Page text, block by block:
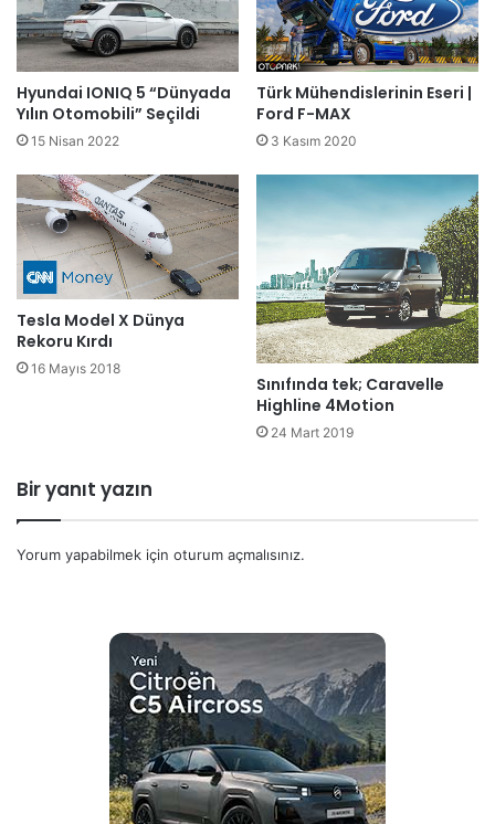
Hyundai IONIQ 5 “Dünyada
Yılın Otomobili” Seçildi
15 Nisan 2022
Türk Mühendislerinin Eseri |
Ford F-MAX
3 Kasım 2020
Tesla Model X Dünya
Rekoru Kırdı
16 Mayıs 2018
Sınıfında tek; Caravelle
Highline 4Motion
24 Mart 2019
Bir yanıt yazın
Yorum yapabilmek için oturum açmalısınız.